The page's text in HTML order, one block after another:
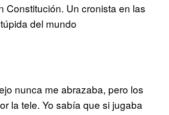
Constitución. Un cronista en las
del mundo
nunca me abrazaba, pero los
la tele. Yo sabía que si jugaba